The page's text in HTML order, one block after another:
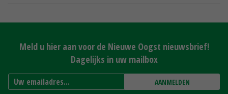
Meld u hier aan voor de Nieuwe Oogst nieuwsbrief!
Dagelijks in uw mailbox
AANMELDEN